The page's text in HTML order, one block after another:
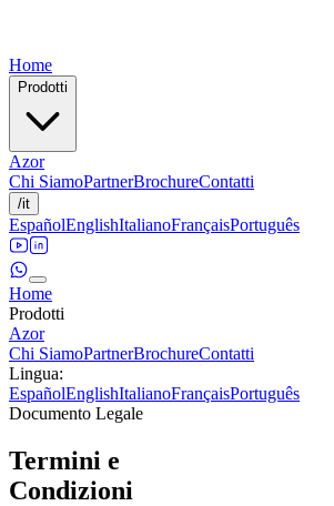
Home
Prodotti
Azor
Chi SiamoPartnerBrochureContatti
/it
EspañolEnglishItalianoFrançaisPortuguês
Home
Prodotti
Azor
Chi SiamoPartnerBrochureContatti
Lingua:
EspañolEnglishItalianoFrançaisPortuguês
Documento Legale
Termini e
Condizioni